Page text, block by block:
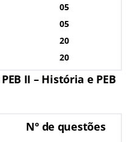
05
05
20
20
II – História e PEB
Nº de questões